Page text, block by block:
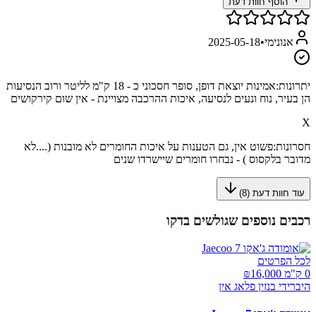
אנונימי•
2025-05-18
יתרונות:
אמינות יוצאת דופן, סופר חסכוני כ - 18 ק"מ לליטר ורוב הנסיעות
הן בעיר, נוח ונעים לנסיעה, איכות ההרכבה מצויינת - אין שום קירקושים
X
חסרונות:פשוט אין, גם הטענות על איכות החומרים לא מובנות (....לא
מדובר בלקסוס ) - נבחרו חומרים שיישרדו שנים
עוד חוות דעת (8
)
רכבים נוספים שגולשים בדקו
לכל הפרטים
0 ק"מ ₪
16,000
היברידי בנזין פלאג אין